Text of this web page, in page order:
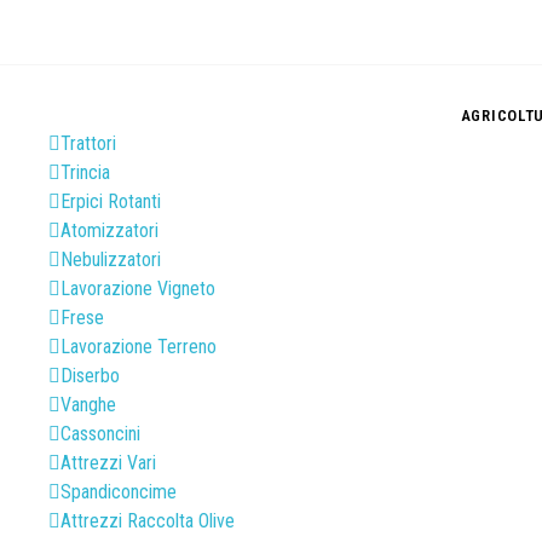
Trattori
Trincia
Erpici Rotanti
Atomizzatori
Nebulizzatori
Lavorazione Vigneto
Frese
Lavorazione Terreno
Diserbo
Vanghe
Cassoncini
Attrezzi Vari
Spandiconcime
Attrezzi Raccolta Olive